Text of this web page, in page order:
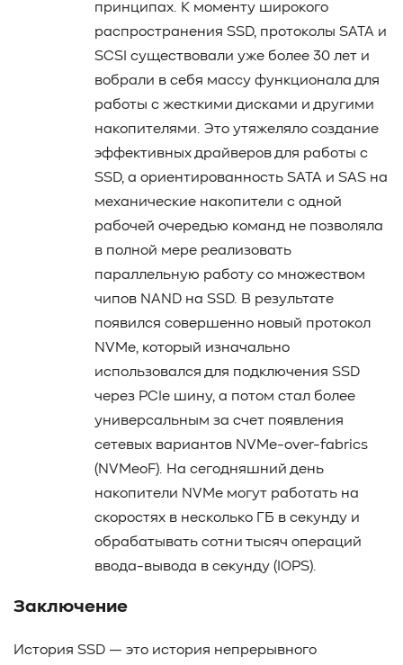
принципах. К моменту широкого
распространения SSD, протоколы SATA и
SCSI существовали уже более 30 лет и
вобрали в себя массу функционала для
работы с жесткими дисками и другими
накопителями. Это утяжеляло создание
эффективных драйверов для работы с
SSD, а ориентированность SATA и SAS на
механические накопители с одной
рабочей очередью команд не позволяла
в полной мере реализовать
параллельную работу со множеством
чипов NAND на SSD. В результате
появился совершенно новый протокол
NVMe, который изначально
использовался для подключения SSD
через PCIe шину, а потом стал более
универсальным за счет появления
сетевых вариантов NVMe-over-fabrics
(NVMeoF). На сегодняшний день
накопители NVMe могут работать на
скоростях в несколько ГБ в секунду и
обрабатывать сотни тысяч операций
ввода-вывода в секунду (IOPS).
Заключение
История SSD — это история непрерывного